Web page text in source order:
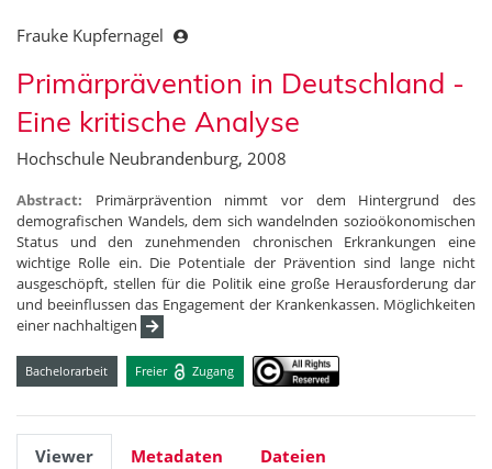
Frauke Kupfernagel
Primärprävention in Deutschland -
Eine kritische Analyse
Hochschule Neubrandenburg, 2008
Abstract: Primärprävention nimmt vor dem Hintergrund des
demografischen Wandels, dem sich wandelnden sozioökonomischen
Status und den zunehmenden chronischen Erkrankungen eine
wichtige Rolle ein. Die Potentiale der Prävention sind lange nicht
ausgeschöpft, stellen für die Politik eine große Herausforderung dar
und beeinflussen das Engagement der Krankenkassen. Möglichkeiten
einer nachhaltigen
Bachelorarbeit Freier Zugang
Viewer Metadaten Dateien